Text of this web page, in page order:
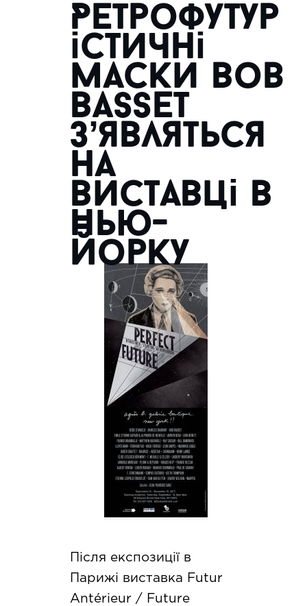
Ретрофутур
істичні
маски Bob
Basset
з’являться
на
виставці в
Нью-
Йорку
Після експозиції в
Парижі виставка Futur
Antérieur / Future